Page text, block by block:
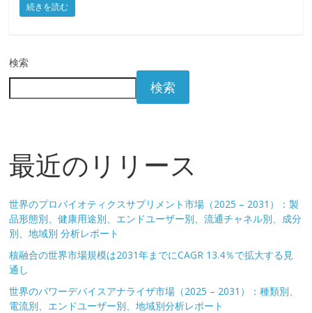
続きを読む
検索
検索
最近のリリース
世界のプロバイオティクスサプリメント市場（2025 – 2031）：製
品形態別、健康用途別、エンドユーザー別、流通チャネル別、成分
別、地域別 分析レポート
核融合の世界市場規模は2031年までにCAGR 13.4％で拡大する見
通し
世界のパワーデバイスアナライザ市場（2025 – 2031）：種類別、
電流別、エンドユーザー別、地域別分析レポート